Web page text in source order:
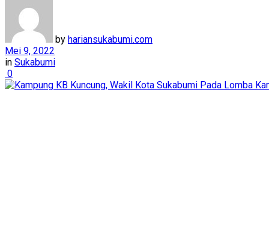
by hariansukabumi.com
Mei 9, 2022
in Sukabumi
0